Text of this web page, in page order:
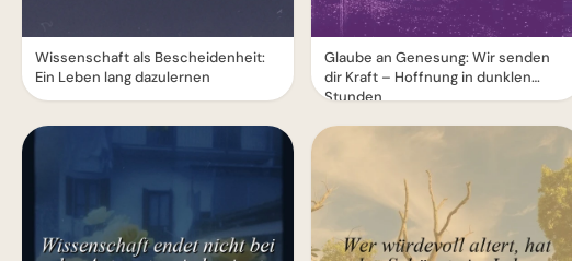
Wissenschaft als Bescheidenheit:
Ein Leben lang dazulernen
Glaube an Genesung: Wir senden
dir Kraft – Hoffnung in dunklen
Stunden